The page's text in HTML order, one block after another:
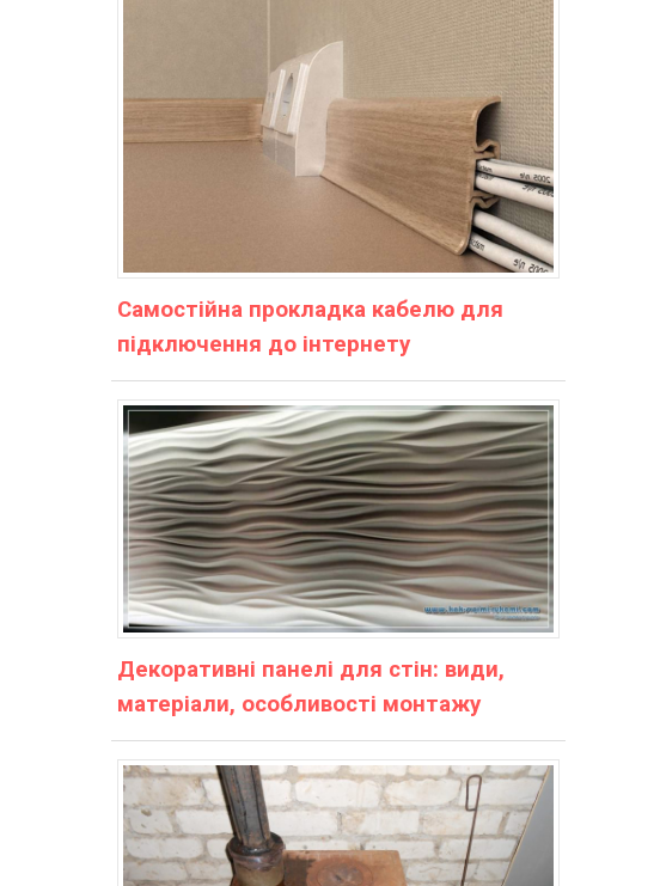
Самостійна прокладка кабелю для
підключення до інтернету
Декоративні панелі для стін: види,
матеріали, особливості монтажу